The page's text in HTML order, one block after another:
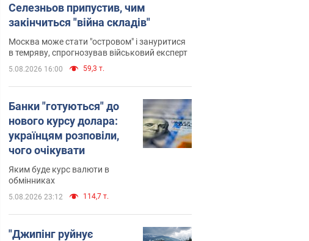
Селезньов припустив, чим
закінчиться "війна складів"
Москва може стати "островом" і зануритися
в темряву, спрогнозував військовий експерт
5.08.2026 16:00 59,3 т.
Банки "готуються" до
нового курсу долара:
українцям розповіли,
чого очікувати
Яким буде курс валюти в
обмінниках
5.08.2026 23:12 114,7 т.
"Джипінг руйнує